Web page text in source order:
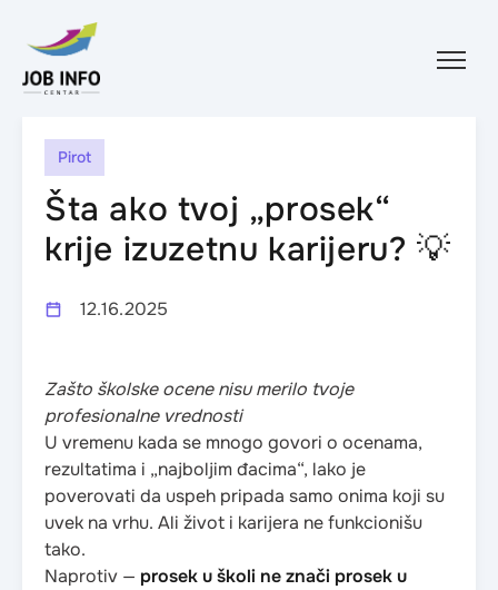
Skip to content
Pirot
Šta ako tvoj „prosek“
krije izuzetnu karijeru? 💡
12.16.2025
Zašto školske ocene nisu merilo tvoje
profesionalne vrednosti
U vremenu kada se mnogo govori o ocenama,
rezultatima i „najboljim đacima“, lako je
poverovati da uspeh pripada samo onima koji su
uvek na vrhu. Ali život i karijera ne funkcionišu
tako.
Naprotiv — prosek u školi ne znači prosek u